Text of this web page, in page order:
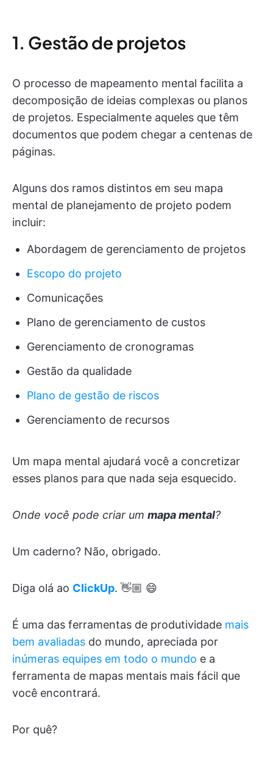
1. Gestão de projetos
O processo de mapeamento mental facilita a
decomposição de ideias complexas ou planos
de projetos. Especialmente aqueles que têm
documentos que podem chegar a centenas de
páginas.
Alguns dos ramos distintos em seu mapa
mental de planejamento de projeto podem
incluir:
Abordagem de gerenciamento de projetos
Escopo do projeto
Comunicações
Plano de gerenciamento de custos
Gerenciamento de cronogramas
Gestão da qualidade
Plano de gestão de riscos
Gerenciamento de recursos
Um mapa mental ajudará você a concretizar
esses planos para que nada seja esquecido.
Onde você pode criar um mapa mental?
Um caderno? Não, obrigado.
Diga olá ao ClickUp. 👋🏼 😄
É uma das ferramentas de produtividade mais
bem avaliadas do mundo, apreciada por
inúmeras equipes em todo o mundo e a
ferramenta de mapas mentais mais fácil que
você encontrará.
Por quê?